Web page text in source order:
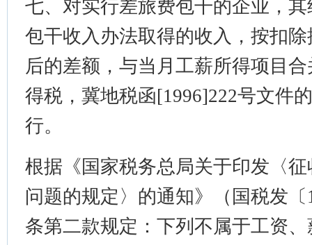
七、对实行差旅费包干的企业，
包干收入办法取得的收入，按扣
后的差额，与当月工薪所得项目
得税，冀地税函[1996]222号文件
行。
根据《国家税务总局关于印发〈
问题的规定〉的通知》（国税发
条第二款规定：下列不属于工资